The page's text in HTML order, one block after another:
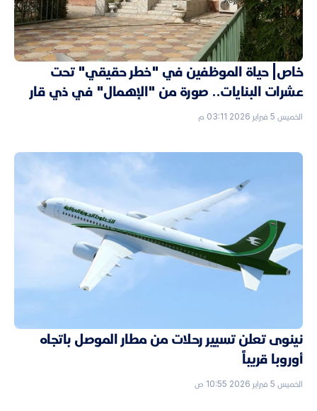
خاص| حياة الموظفين في "خطر حقيقي" تحت
عشرات البنايات.. صورة من "الإهمال" في ذي قار
الخميس 5 فبراير 2026 03:11 م
نينوى تعلن تسيير رحلات من مطار الموصل باتجاه
أوروبا قريباً
الخميس 5 فبراير 2026 10:55 ص